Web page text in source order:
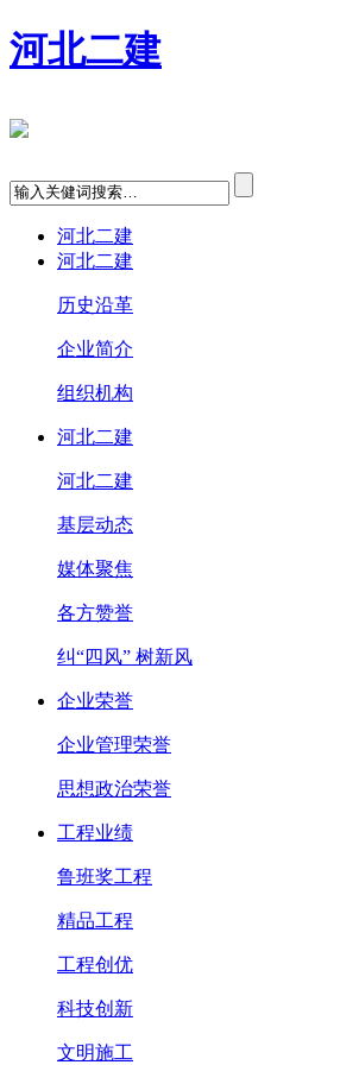
河北二建
河北二建
河北二建
历史沿革
企业简介
组织机构
河北二建
河北二建
基层动态
媒体聚焦
各方赞誉
纠“四风” 树新风
企业荣誉
企业管理荣誉
思想政治荣誉
工程业绩
鲁班奖工程
精品工程
工程创优
科技创新
文明施工